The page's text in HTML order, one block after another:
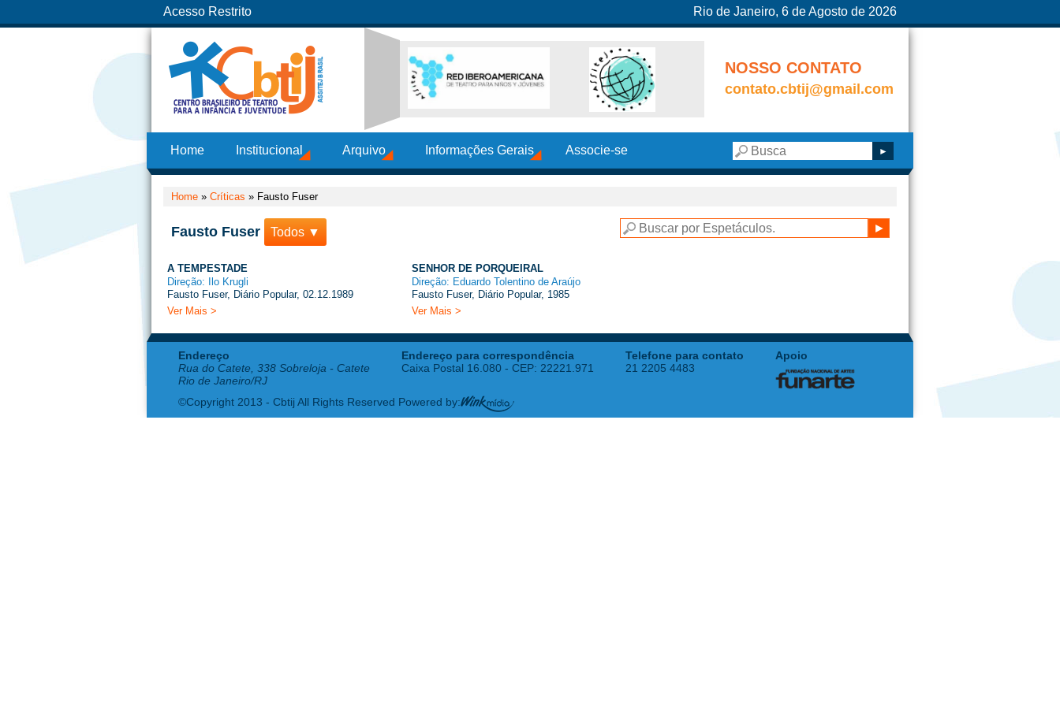
Acesso Restrito Rio de Janeiro, 6 de Agosto de 2026
NOSSO CONTATO
contato.cbtij@gmail.com
Home Institucional Arquivo Informações Gerais Associe-se
Home » Críticas » Fausto Fuser
Fausto Fuser Todos ▼
A TEMPESTADE
Direção: Ilo Krugli
Fausto Fuser, Diário Popular, 02.12.1989
Ver Mais >
SENHOR DE PORQUEIRAL
Direção: Eduardo Tolentino de Araújo
Fausto Fuser, Diário Popular, 1985
Ver Mais >
Endereço
Rua do Catete, 338 Sobreloja - Catete
Rio de Janeiro/RJ
Endereço para correspondência
Caixa Postal 16.080 - CEP: 22221.971
Telefone para contato
21 2205 4483
Apoio
©Copyright 2013 - Cbtij All Rights Reserved Powered by: